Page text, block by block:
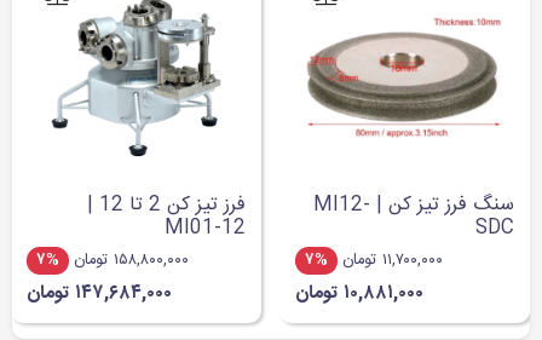
سنگ فرز تیز کن | MI12-
SDC
۱۱,۷۰۰,۰۰۰ تومان ۷%
۱۰,۸۸۱,۰۰۰ تومان
فرز تیز کن 2 تا 12 |
MI01-12
۱۵۸,۸۰۰,۰۰۰ تومان ۷%
۱۴۷,۶۸۴,۰۰۰ تومان